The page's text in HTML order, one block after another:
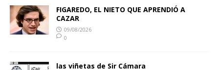
FIGAREDO, EL NIETO QUE APRENDIÓ A
CAZAR
09/08/2026
0
las viñetas de Sir Cámara